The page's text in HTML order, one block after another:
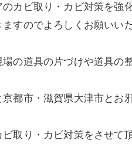
カビ取り・カビ対策を強
すのでよろしくお願いい
の道具の片づけや道具の
都市・滋賀県大津市とお
取り・カビ対策をさせて